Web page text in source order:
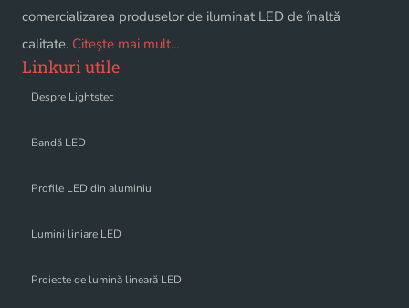
comercializarea produselor de iluminat LED de înaltă
calitate. Citeşte mai mult...
Linkuri utile
Despre Lightstec
Bandă LED
Profile LED din aluminiu
Lumini liniare LED
Proiecte de lumină lineară LED